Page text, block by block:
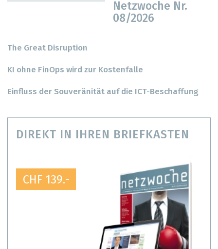
Netzwoche Nr.
08/2026
The Great Disruption
KI ohne FinOps wird zur Kostenfalle
Einfluss der Souveränität auf die ICT-Beschaffung
DIREKT IN IHREN BRIEFKASTEN
CHF 139.-